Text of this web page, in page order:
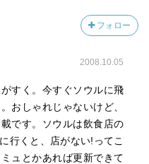
フォロー
2008.10.05
すく。今すぐソウルに飛
おしゃれじゃないけど、
です。ソウルは飲食店の
行くと、店がない!ってこ
ュとかあれば更新できて